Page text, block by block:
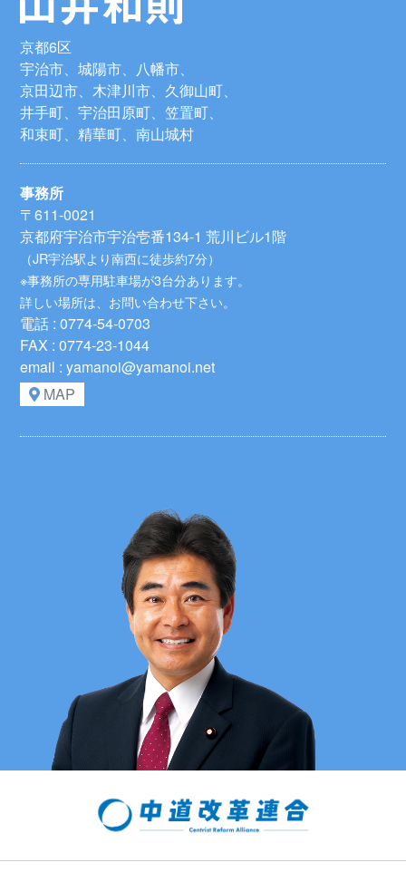
京都6区
宇治市、城陽市、八幡市、
京田辺市、木津川市、久御山町、
井手町、宇治田原町、笠置町、
和束町、精華町、南山城村
事務所
〒611-0021
京都府宇治市宇治壱番134-1 荒川ビル1階
（JR宇治駅より南西に徒歩約7分）
※事務所の専用駐車場が3台分あります。
詳しい場所は、お問い合わせ下さい。
電話 : 0774-54-0703
FAX : 0774-23-1044
email : yamanoi@yamanoi.net
MAP